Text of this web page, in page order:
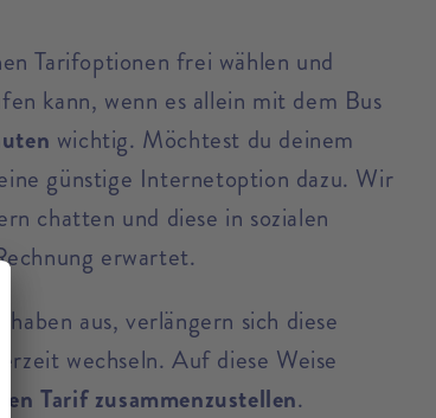
Tarifoptionen frei wählen und
kann, wenn es allein mit dem Bus
wichtig. Möchtest du deinem
günstige Internetoption dazu. Wir
chatten und diese in sozialen
erwartet.
aus, verlängern sich diese
wechseln. Auf diese Weise
Tarif zusammenzustellen.